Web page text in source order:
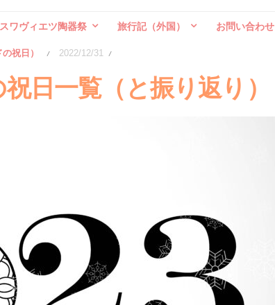
ワヴィエツ陶器祭 旅行記（外国） お問い合わせ
祝日） / 2022/12/31 /
日一覧（と振り返り）